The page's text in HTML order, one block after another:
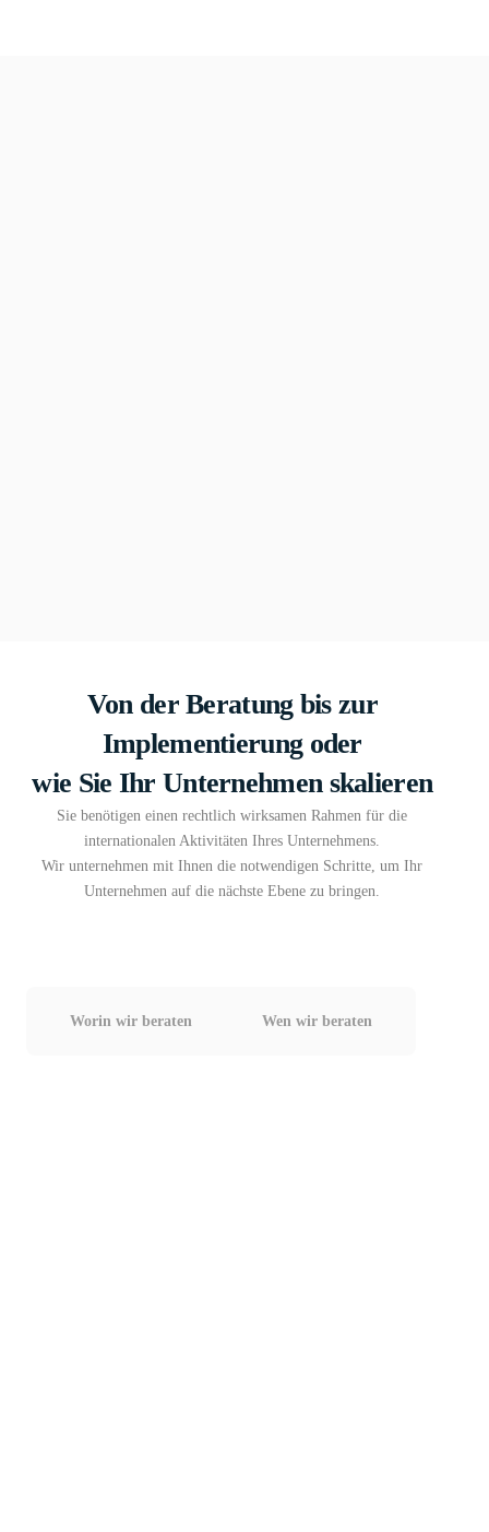
Von der Beratung bis zur
Implementierung oder
wie Sie Ihr Unternehmen skalieren
Sie benötigen einen rechtlich wirksamen Rahmen für die
internationalen Aktivitäten Ihres Unternehmens.
Wir unternehmen mit Ihnen die notwendigen Schritte, um Ihr
Unternehmen auf die nächste Ebene zu bringen.
Worin wir beraten Wen wir beraten